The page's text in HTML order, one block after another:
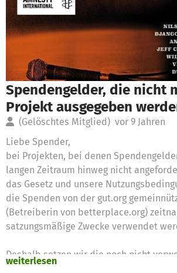
Spendengelder, die nicht
Projekt ausgegeben
(Gelöschtes Mitglied) vor 9 Jahren
Liebe Spender,
bei Projekten, bei denen
langen Zeitraum hinweg nicht
das Gesetz und unsere
die Spenden von der gut.org
(Betreiberin von betterplace.org)
satzungsmäßige Zwecke verwendet
Deshalb setzen wir die noch nicht
weiterlesen